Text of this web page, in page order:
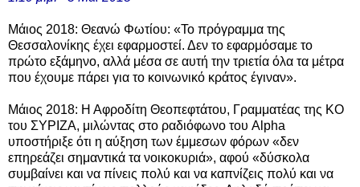
Μάιος 2018: Θεανώ Φωτίου: «Το πρόγραμμα της
Θεσσαλονίκης έχει εφαρμοστεί. Δεν το εφαρμόσαμε το
πρώτο εξάμηνο, αλλά μέσα σε αυτή την τριετία όλα τα μέτρα
που έχουμε πάρει για το κοινωνικό κράτος έγιναν».
Μάιος 2018: Η Αφροδίτη Θεοπεφτάτου, Γραμματέας της ΚΟ
του ΣΥΡΙΖΑ, μιλώντας στο ραδιόφωνο του Alpha
υποστήριξε ότι η αύξηση των έμμεσων φόρων «δεν
επηρεάζει σημαντικά τα νοικοκυριά», αφού «δύσκολα
συμβαίνει και να πίνεις πολύ και να καπνίζεις πολύ και να